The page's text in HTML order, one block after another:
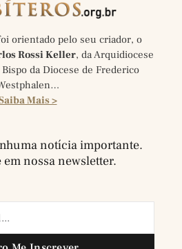
orientado pelo seu criador, o
Rossi Keller, da Arquidiocese
da Diocese de Frederico
Mais >
notícia importante.
nossa newsletter.